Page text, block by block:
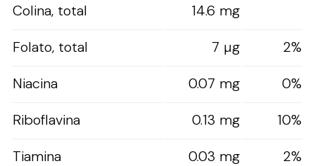
Colina, total
14.6 mg
Folato, total
7 µg
2%
Niacina
0.07 mg
0%
Riboflavina
0.13 mg
10%
Tiamina
0.03 mg
2%